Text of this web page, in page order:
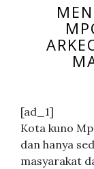
[ad_1]
Kota kuno
dan hanya
masyarakat